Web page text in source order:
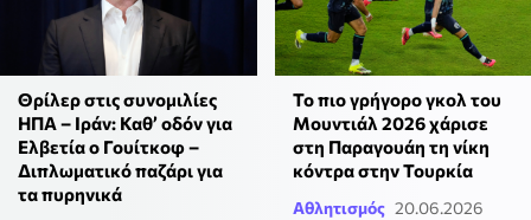
Θρίλερ στις συνομιλίες
ΗΠΑ – Ιράν: Καθ’ οδόν για
Ελβετία ο Γουίτκοφ –
Διπλωματικό παζάρι για
τα πυρηνικά
Το πιο γρήγορο γκολ του
Μουντιάλ 2026 χάρισε
στη Παραγουάη τη νίκη
κόντρα στην Τουρκία
Αθλητισμός 20.06.2026